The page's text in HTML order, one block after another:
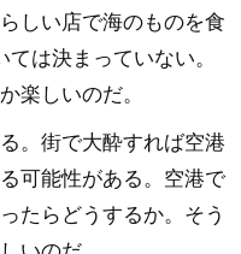
しい店で海のものを食
は決まっていない。
楽しいのだ。
。街で大酔すれば空港
可能性がある。空港で
たらどうするか。そう